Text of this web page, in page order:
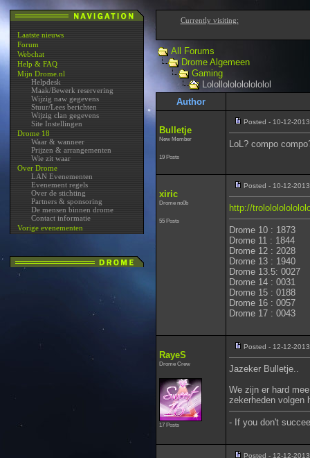
Laatste nieuws
Forum
Webchat
Help & FAQ
Mijn Drome.nl
Helpdesk
Maak/Bewerk reservering
Wijzig naw gegevens
Stuur/Lees berichten
Wijzig clan gegevens
Site Instellingen
Drome 18
Waar & wanneer
Prijzen & arrangementen
Wie zit waar
Over Drome
LAN Evenementen
Evenement regels
Over de stichting
Partners & sponsoring
De mensen binnen drome
Contact informatie
Vorige evenementen
Currently visiting:
All Forums
Drome Algemeen
Gaming
Lolollololololololol
Author
Bulletje
New Member
19 Posts
Posted - 10-12-
LoL? compo
xiric
Drome no0b
55 Posts
Posted - 10-12-
http://
Drome 10 : 1873
Drome 11 : 1844
Drome 12 : 2028
Drome 13 : 1940
Drome 13.5: 0027
Drome 14 : 0031
Drome 15 : 0188
Drome 16 : 0057
Drome 17 : 0043
RayeS
Drome Crew
17 Posts
Posted - 12-12-
Jazeker Bulletje..
We zijn er hard
zekerheden volgen
- If you don't
Posted - 12-12-